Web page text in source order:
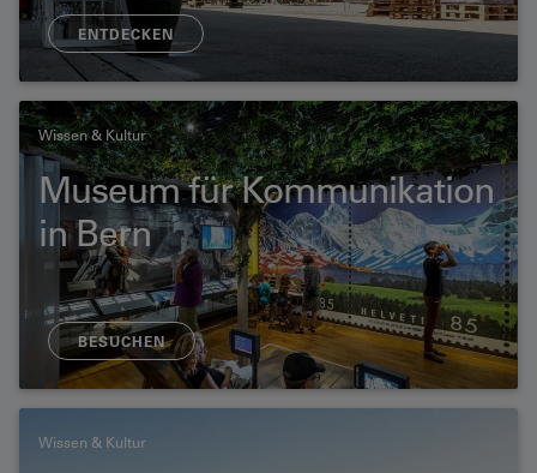
ENTDECKEN
Wissen & Kultur
Museum für Kommunikation
in Bern
BESUCHEN
Wissen & Kultur